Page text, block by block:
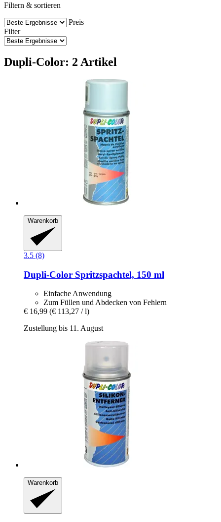
Filtern & sortieren
Preis
Filter
Dupli-Color: 2 Artikel
Warenkorb
3.5 (8)
Dupli-Color Spritzspachtel, 150 ml
Einfache Anwendung
Zum Füllen und Abdecken von Fehlern
€ 16,99 (€ 113,27 / l)
Zustellung bis 11. August
Warenkorb